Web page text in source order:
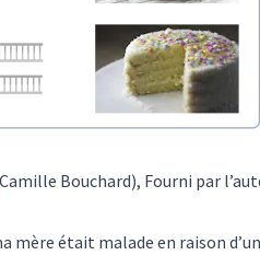
Bouchard), Fourni par
mère était malade en raison